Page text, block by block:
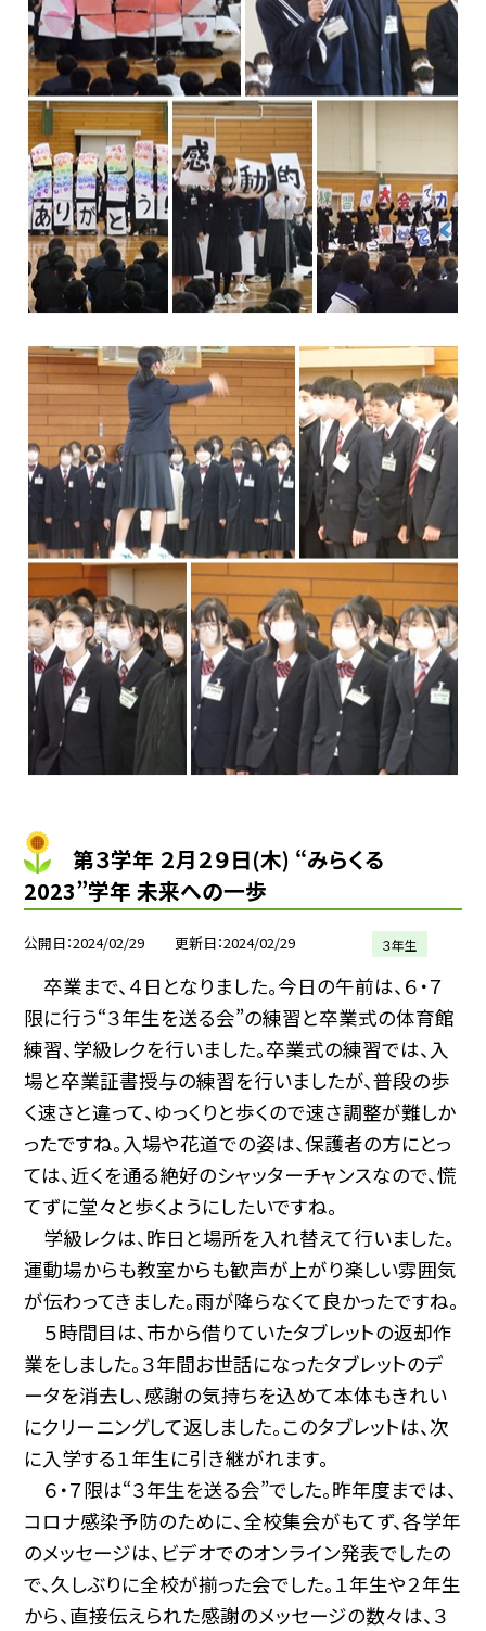
第３学年 ２月２９日(木) “みらくる
2023”学年 未来への一歩
公開日 2024/02/29 更新日 2024/02/29 ３年生
卒業まで、４日となりました。今日の午前は、６・７
限に行う“３年生を送る会”の練習と卒業式の体育館
練習、学級レクを行いました。卒業式の練習では、入
場と卒業証書授与の練習を行いましたが、普段の歩
く速さと違って、ゆっくりと歩くので速さ調整が難しか
ったですね。入場や花道での姿は、保護者の方にとっ
ては、近くを通る絶好のシャッターチャンスなので、慌
てずに堂々と歩くようにしたいですね。
学級レクは、昨日と場所を入れ替えて行いました。
運動場からも教室からも歓声が上がり楽しい雰囲気
が伝わってきました。雨が降らなくて良かったですね。
５時間目は、市から借りていたタブレットの返却作
業をしました。３年間お世話になったタブレットのデ
ータを消去し、感謝の気持ちを込めて本体もきれい
にクリーニングして返しました。このタブレットは、次
に入学する１年生に引き継がれます。
６・７限は“３年生を送る会”でした。昨年度までは、
コロナ感染予防のために、全校集会がもてず、各学年
のメッセージは、ビデオでのオンライン発表でしたの
で、久しぶりに全校が揃った会でした。１年生や２年生
から、直接伝えられた感謝のメッセージの数々は、３